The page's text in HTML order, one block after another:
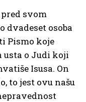
pred svom
dvadeset osoba
Pismo koje
usta o Judi koji
Isusa. On
to jest ovu našu